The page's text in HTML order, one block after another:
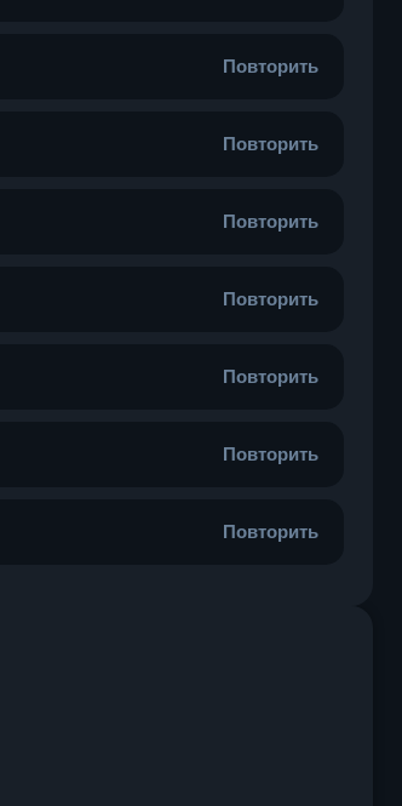
Повторить
Повторить
Повторить
Повторить
Повторить
Повторить
Повторить